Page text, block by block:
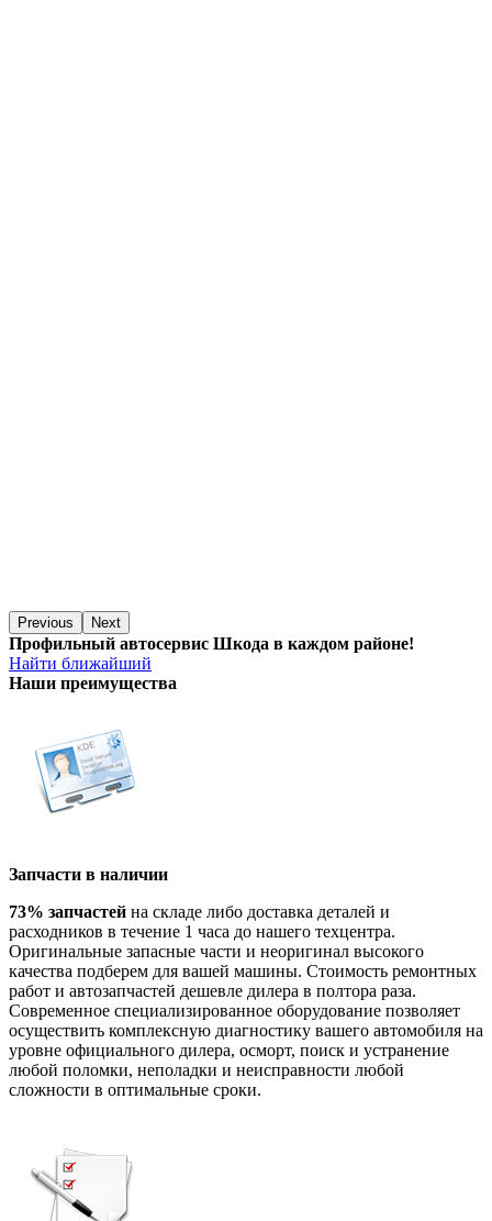
Previous Next
Профильный автосервис Шкода в каждом районе!
Найти ближайший
Наши преимущества
Запчасти в наличии
73% запчастей на складе либо доставка деталей и
расходников в течение 1 часа до нашего техцентра.
Оригинальные запасные части и неоригинал высокого
качества подберем для вашей машины. Стоимость ремонтных
работ и автозапчастей дешевле дилера в полтора раза.
Современное специализированное оборудование позволяет
осуществить комплексную диагностику вашего автомобиля на
уровне официального дилера, осморт, поиск и устранение
любой поломки, неполадки и неисправности любой
сложности в оптимальные сроки.